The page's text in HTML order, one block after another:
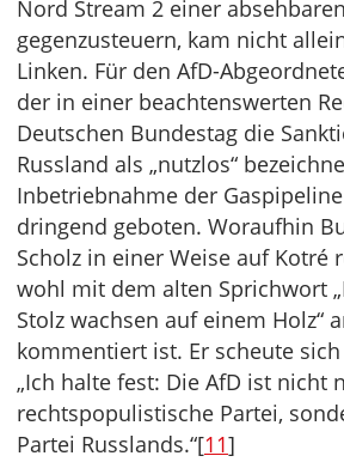
Nord Stream 2 einer
gegenzusteuern, kam nicht
Linken. Für den AfD-
der in einer beachtenswerten
Deutschen Bundestag die
Russland als „nutzlos“
Inbetriebnahme der
dringend geboten. Woraufhin
Scholz in einer Weise auf Kotré
wohl mit dem alten Sprichwort
Stolz wachsen auf einem Holz“
kommentiert ist. Er scheute
„Ich halte fest: Die AfD ist nicht
rechtspopulistische Partei,
Partei Russlands.“[11]